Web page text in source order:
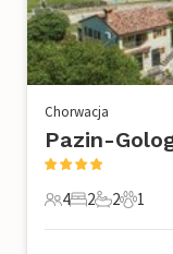
Chorwacja
Pazin-
4 Goście
4
2 Sypialnie
2
2 Łazienki
2
1
1